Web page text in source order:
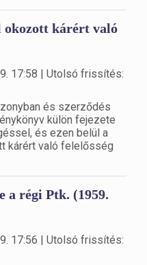
okozott kárért való
17:58 | Utolsó frissítés:
és szerződés
külön fejezete
és ezen belül a
kárért való felelősség
a régi Ptk. (1959.
17:56 | Utolsó frissítés: